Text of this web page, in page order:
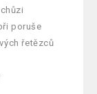
poruše
řetězců